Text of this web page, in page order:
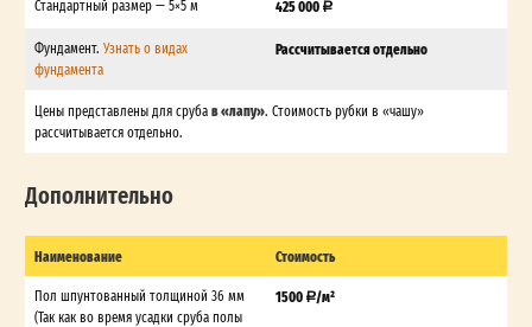
Стандартный размер — 5×5 м 425 000
Фундамент. Узнать о видах
фундамента
Рассчитывается отдельно
Цены представлены для срубав «лапу». Стоимость рубки в «чашу»
рассчитывается отдельно.
Дополнительно
Наименование Стоимость
Пол шпунтованный толщиной 36 мм
(Так как во время усадки сруба полы
1500 /м²